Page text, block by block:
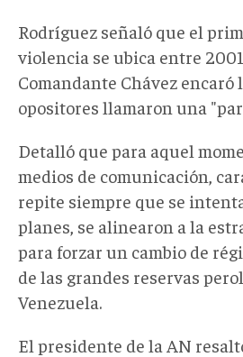
Rodríguez señaló que el
violencia se ubica entre
Comandante Chávez encaró
opositores llamaron una
Detalló que para aquel
medios de comunicación,
repite siempre que se
planes, se alinearon a la
para forzar un cambio de
de las grandes reservas
Venezuela.
El presidente de la AN